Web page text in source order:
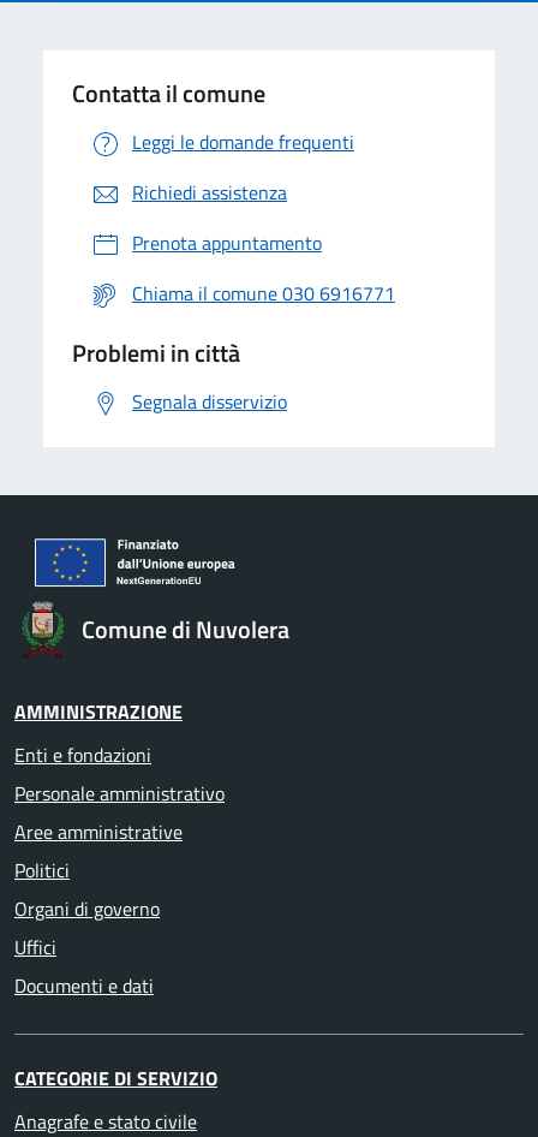
Contatta il comune
Leggi le domande frequenti
Richiedi assistenza
Prenota appuntamento
Chiama il comune 030 6916771
Problemi in città
Segnala disservizio
Comune di Nuvolera
AMMINISTRAZIONE
Enti e fondazioni
Personale amministrativo
Aree amministrative
Politici
Organi di governo
Uffici
Documenti e dati
CATEGORIE DI SERVIZIO
Anagrafe e stato civile